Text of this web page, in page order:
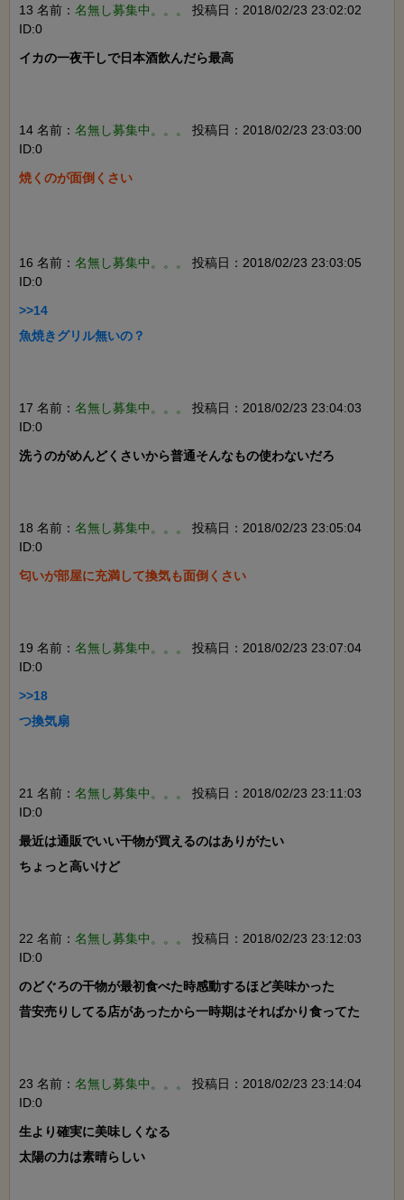
13 名前： 名無し募集中。。。
投稿日：2018/02/23 23:02:02
ID:0
イカの一夜干しで日本酒飲んだら最高
14 名前： 名無し募集中。。。
投稿日：2018/02/23 23:03:00
ID:0
焼くのが面倒くさい
16 名前： 名無し募集中。。。
投稿日：2018/02/23 23:03:05
ID:0
>>14
魚焼きグリル無いの？
17 名前： 名無し募集中。。。
投稿日：2018/02/23 23:04:03
ID:0
洗うのがめんどくさいから普通そんなもの使わないだろ
18 名前： 名無し募集中。。。
投稿日：2018/02/23 23:05:04
ID:0
匂いが部屋に充満して換気も面倒くさい
19 名前： 名無し募集中。。。
投稿日：2018/02/23 23:07:04
ID:0
>>18
つ換気扇
21 名前： 名無し募集中。。。
投稿日：2018/02/23 23:11:03
ID:0
最近は通販でいい干物が買えるのはありがたい
ちょっと高いけど
22 名前： 名無し募集中。。。
投稿日：2018/02/23 23:12:03
ID:0
のどぐろの干物が最初食べた時感動するほど美味かった
昔安売りしてる店があったから一時期はそればかり食ってた
23 名前： 名無し募集中。。。
投稿日：2018/02/23 23:14:04
ID:0
生より確実に美味しくなる
太陽の力は素晴らしい